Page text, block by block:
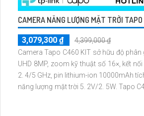
CAMERA NĂNG LƯỢNG MẶT TRỜI
3,079,300 ₫
4,399,000 ₫
Camera Tapo C460 KIT sở hữu độ phân
UHD 8MP, zoom kỹ thuật số 16×, kết
2. 4/5 GHz, pin lithium-ion 10000mAh
năng lượng mặt trời 5. 2V/2. 5W. Tapo